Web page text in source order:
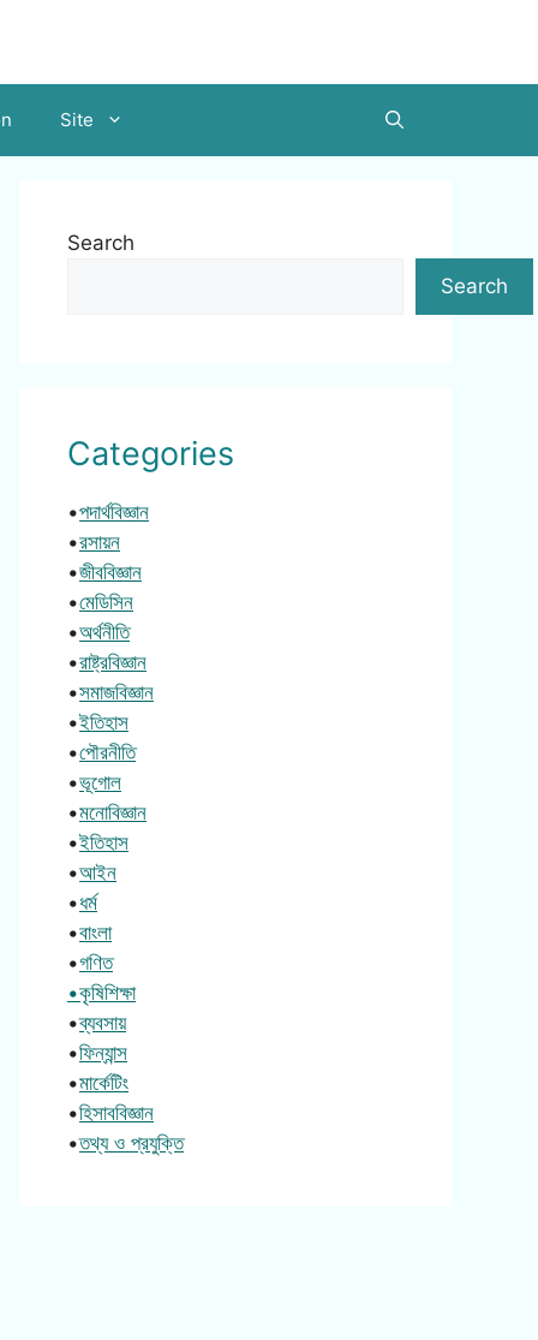
Site
Search
Search
Categories
•পদার্থবিজ্ঞান
•রসায়ন
•জীববিজ্ঞান
•মেডিসিন
•অর্থনীতি
•রাষ্ট্রবিজ্ঞান
•সমাজবিজ্ঞান
•ইতিহাস
•পৌরনীতি
•ভূগোল
•মনোবিজ্ঞান
•ইতিহাস
•আইন
•ধর্ম
•বাংলা
•গণিত
•কৃষিশিক্ষা
•ব্যবসায়
•ফিন্যান্স
•মার্কেটিং
•হিসাববিজ্ঞান
•তথ্য ও প্রযুক্তি